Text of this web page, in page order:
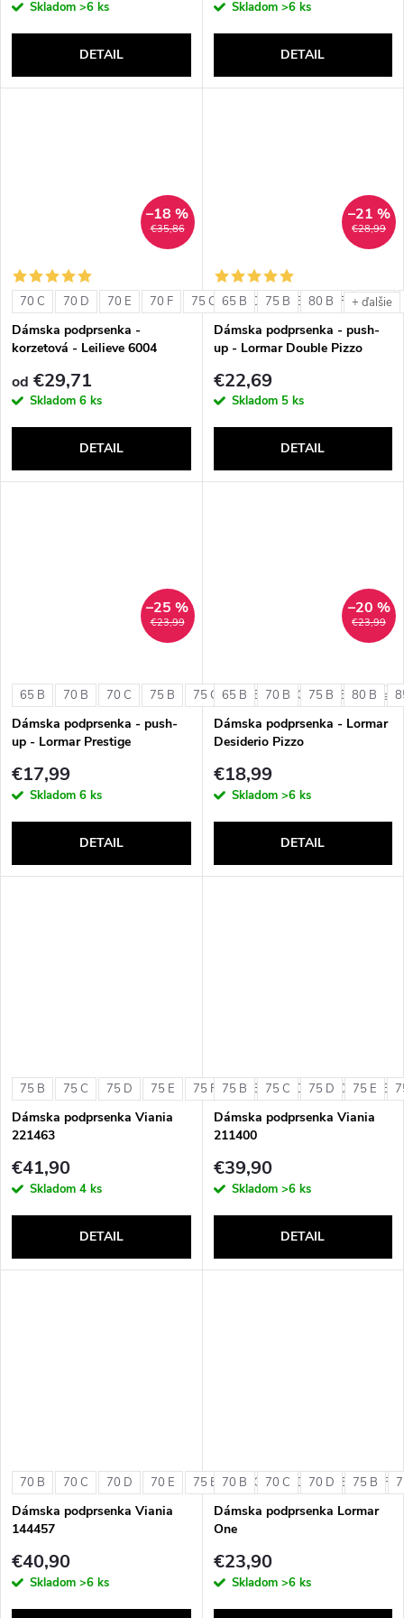
Skladom >6 ks
DETAIL
Skladom >6 ks
DETAIL
€35,86
–18 %
70 C 70 D 70 E 70 F 75 C 75 D 75 E 75 F 80 C
Dámska podprsenka -
korzetová - Leilieve 6004
od €29,71
Skladom 6 ks
DETAIL
€28,99
–21 %
65 B 75 B 80 B + ďalšie
Dámska podprsenka - push-
up - Lormar Double Pizzo
€22,69
Skladom 5 ks
DETAIL
€23,99
–25 %
65 B 70 B 70 C 75 B 75 C 80 B 80 C 85 B +
Dámska podprsenka - push-
up - Lormar Prestige
€17,99
Skladom 6 ks
DETAIL
€23,99
–20 %
65 B 70 B 75 B 80 B
Dámska podprsenka - Lormar
Desiderio Pizzo
€18,99
Skladom >6 ks
DETAIL
75 B 75 C 75 D 75 E 75 F 80 B 80 C 80 D 80 E
Dámska podprsenka Viania
221463
€41,90
Skladom 4 ks
DETAIL
75 B 75 C 75 D 75 E
Dámska podprsenka Viania
211400
€39,90
Skladom >6 ks
DETAIL
70 B 70 C 70 D 70 E 75 B 75 C 75 D 75 E 75 F
Dámska podprsenka Viania
144457
€40,90
Skladom >6 ks
70 B 70 C 70 D 75 B
Dámska podprsenka Lormar
One
€23,90
Skladom >6 ks